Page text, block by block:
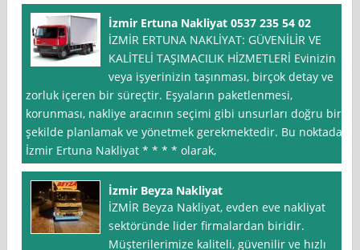
İzmir Ertuna Nakliyat 0537 235 54 02
İZMİR ERTUNA NAKLİYAT: GÜVENİLİR VE
KALİTELİ TAŞIMACILIK HİZMETLERİ Evinizin
veya işyerinizin taşınması, birçok detay ve
zorluk içeren bir süreçtir. Eşyaların paketlenmesi,
korunması, nakliye aracının seçimi gibi unsurları doğru bir
şekilde planlamak ve yönetmek gerekmektedir. Bu noktada,
İzmir Ertuna Nakliyat * * * * olarak,
İzmir Beyza Nakliyat
İZMİR Beyza Nakliyat, evden eve nakliyat
sektöründe lider firmalardan biridir.
Müşterilerimize kaliteli, güvenilir ve hızlı